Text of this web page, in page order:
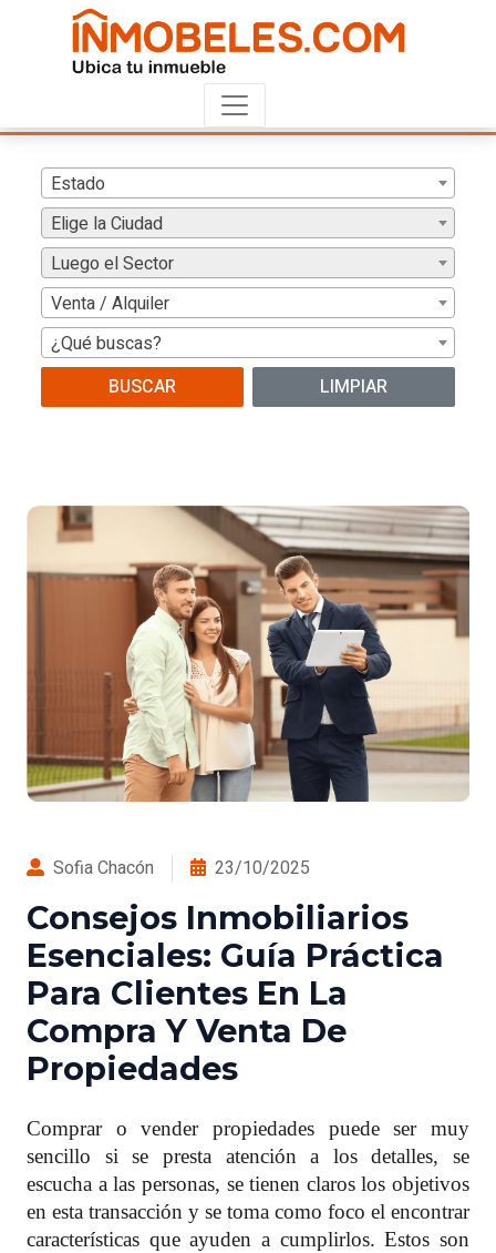
Estado
Elige la Ciudad
Luego el Sector
Venta / Alquiler
¿Qué buscas?
BUSCAR
LIMPIAR
Sofia Chacón 23/10/2025
Consejos Inmobiliarios
Esenciales: Guía Práctica
Para Clientes En La
Compra Y Venta De
Propiedades
Comprar o vender propiedades puede ser muy
sencillo si se presta atención a los detalles, se
escucha a las personas, se tienen claros los objetivos
en esta transacción y se toma como foco el encontrar
características que ayuden a cumplirlos. Estos son